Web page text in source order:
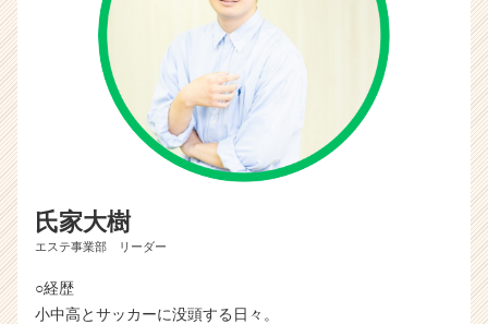
氏家大樹
エステ事業部 リーダー
○経歴
小中高とサッカーに没頭する日々。